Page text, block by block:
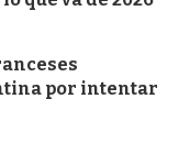
por intentar